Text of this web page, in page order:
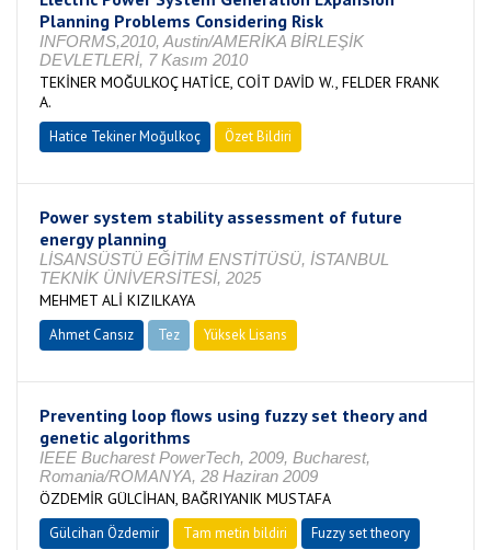
Planning Problems Considering Risk
INFORMS,2010, Austin/AMERİKA BİRLEŞİK
DEVLETLERİ, 7 Kasım 2010
TEKİNER MOĞULKOÇ HATİCE, COİT DAVİD W., FELDER FRANK
A.
Hatice Tekiner Moğulkoç Özet Bildiri
Power system stability assessment of future
energy planning
LİSANSÜSTÜ EĞİTİM ENSTİTÜSÜ, İSTANBUL
TEKNİK ÜNİVERSİTESİ, 2025
MEHMET ALİ KIZILKAYA
Ahmet Cansız Tez Yüksek Lisans
Preventing loop flows using fuzzy set theory and
genetic algorithms
IEEE Bucharest PowerTech, 2009, Bucharest,
Romania/ROMANYA, 28 Haziran 2009
ÖZDEMİR GÜLCİHAN, BAĞRIYANIK MUSTAFA
Gülcihan Özdemir Tam metin bildiri
Fuzzy set theory